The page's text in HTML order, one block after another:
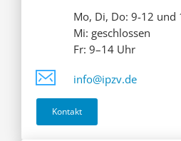
Mo, Di, Do: 9-12 und
Mi: geschlossen
Fr: 9–14 Uhr
info@ipzv.de
Kontakt